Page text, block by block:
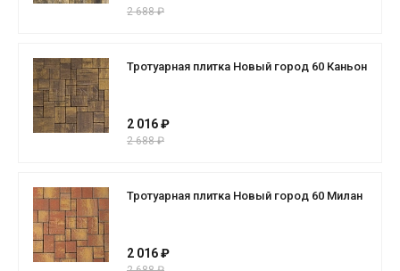
2 688 ₽
Тротуарная плитка Новый город 60 Каньон
2 016 ₽
2 688 ₽
Тротуарная плитка Новый город 60 Милан
2 016 ₽